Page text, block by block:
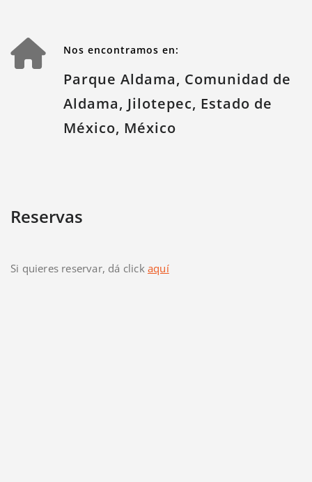
Nos encontramos en:
Parque Aldama, Comunidad de
Aldama, Jilotepec, Estado de
México, México
Reservas
Si quieres reservar, dá click aquí